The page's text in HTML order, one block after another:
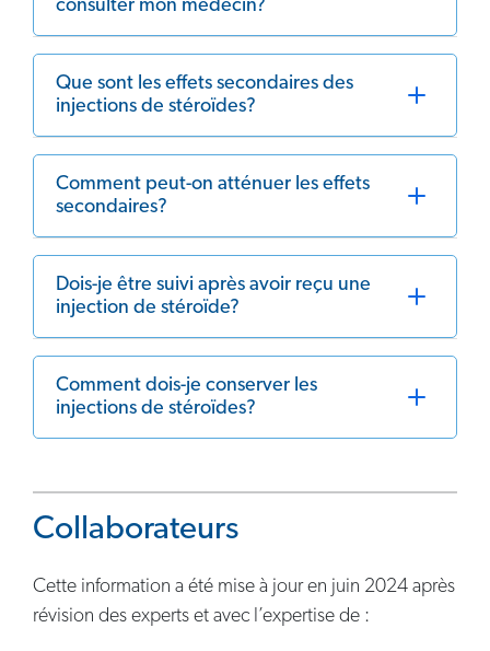
consulter mon médecin?
Que sont les effets secondaires des
injections de stéroïdes?
Comment peut-on atténuer les effets
secondaires?
Dois-je être suivi après avoir reçu une
injection de stéroïde?
Comment dois-je conserver les
injections de stéroïdes?
Collaborateurs
Cette information a été mise à jour en juin 2024 après
révision des experts et avec l’expertise de :